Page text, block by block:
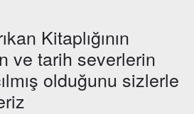
Kitaplığının
ve tarih severlerin
olduğunu sizlerle